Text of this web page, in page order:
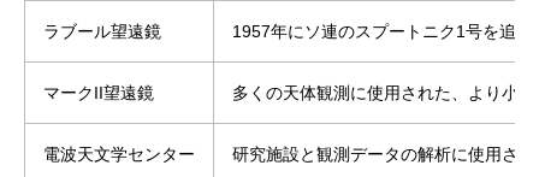
ラブール望遠鏡 1957年にソ連のスプートニク1号を追跡
マークII望遠鏡 多くの天体観測に使用された、より小
電波天文学センター 研究施設と観測データの解析に使用さ